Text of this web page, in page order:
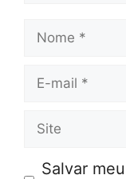
Nome
E-
Site
Salvar